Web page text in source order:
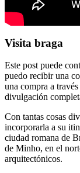
Visita braga
Este post puede
puedo recibir una
una compra a
divulgación
Con tantas cosas
incorporarla a su
ciudad romana de
de Minho, en el
arquitectónicos.